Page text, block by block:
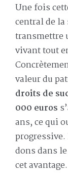
Une fois
central de la
transmettre
vivant tout
valeur du
droits de
000 euros
ans, ce qui
dons dans
cet avantage.